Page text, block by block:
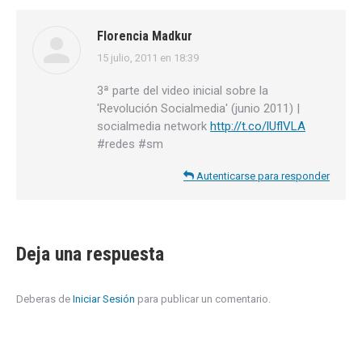
Florencia Madkur
dice:
15 julio, 2011 en 18:39
3ª parte del video inicial sobre la
'Revolución Socialmedia' (junio 2011) |
socialmedia network http://t.co/lUflVLA
#redes #sm
Autenticarse para responder
Deja una respuesta
Deberas de Iniciar Sesión para publicar un comentario.